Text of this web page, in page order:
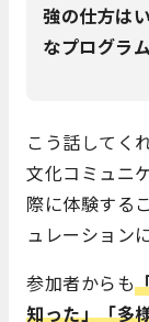
強の仕方は
なプログラ
こう話してく
文化コミュニ
際に体験する
ュレーション
参加者からも
知った」「多